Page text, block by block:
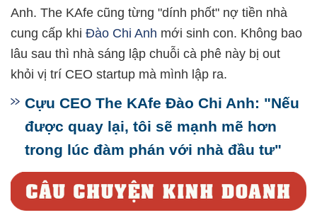
Anh. The KAfe cũng từng "dính phốt" nợ tiền nhà
cung cấp khi Đào Chi Anh mới sinh con. Không bao
lâu sau thì nhà sáng lập chuỗi cà phê này bị out
khỏi vị trí CEO startup mà mình lập ra.
Cựu CEO The KAfe Đào Chi Anh: "Nếu
được quay lại, tôi sẽ mạnh mẽ hơn
trong lúc đàm phán với nhà đầu tư"